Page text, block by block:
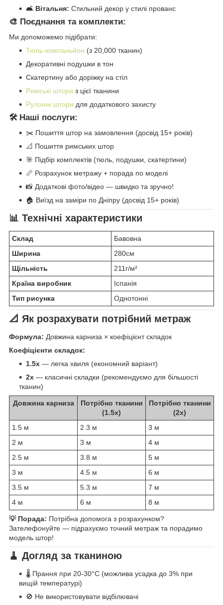
🛋️ Вітальня: Стильний декор у стилі прованс
🎨 Поєднання та комплекти:
Ми допоможемо підібрати:
Тюль-компаньйон (з 20,000 тканин)
Декоративні подушки в тон
Скатертину або доріжку на стіл
Римські штори з цієї тканини
Рулонні штори для додаткового захисту
🛠️ Наші послуги:
✂️ Пошиття штор на замовлення (досвід 15+ років)
📐 Пошиття римських штор
🎯 Підбір комплектів (тюль, подушки, скатертини)
📏 Розрахунок метражу + порада по моделі
📸 Додаткові фото/відео — швидко та зручно!
🏠 Виїзд на заміри по Дніпру (досвід 15+ років)
📊 Технічні характеристики
Склад
Бавовна
Ширина
280см
Щільність
211г/м²
Країна виробник
Іспанія
Тип рисунка
Однотонні
📐 Як розрахувати потрібний метраж
Формула: Довжина карниза × коефіцієнт складок
Коефіцієнти складок:
1.5x — легка хвиля (економний варіант)
2x — класичні складки (рекомендуємо для більшості
тканин)
Довжина карниза
Потрібно тканини
(1.5x)
Потрібно тканини
(2x)
1.5 м
2.3 м
3 м
2 м
3 м
4 м
2.5 м
3.8 м
5 м
3 м
4.5 м
6 м
3.5 м
5.3 м
7 м
4 м
6 м 8 м
💡 Порада: Потрібна допомога з розрахунком?
Зателефонуйте — підрахуємо точний метраж та порадимо
модель штор!
🧹 Догляд за тканиною
🌡️ Прання при 20-30°C (можлива усадка до 3% при
вищій температурі)
🚫 Не використовувати відбілювачі